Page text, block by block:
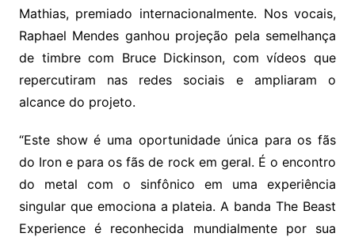
Mathias, premiado internacionalmente. Nos vocais,
Raphael Mendes ganhou projeção pela semelhança
de timbre com Bruce Dickinson, com vídeos que
repercutiram nas redes sociais e ampliaram o
alcance do projeto.
“Este show é uma oportunidade única para os fãs
do Iron e para os fãs de rock em geral. É o encontro
do metal com o sinfônico em uma experiência
singular que emociona a plateia. A banda The Beast
Experience é reconhecida mundialmente por sua